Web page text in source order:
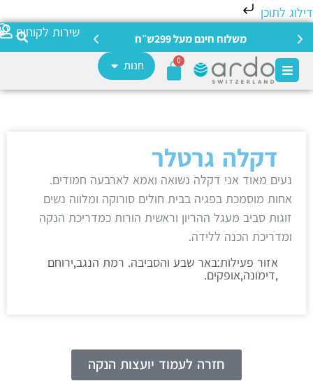
לתוכן
שירות לקוחות
משלוח חינם מעל 299ש״ח צריכה
חנות
דקלה גרטלר
נעים מאוד אני דקלה נשואה ואמא לארבעה חמודים.
אחות מוסמכת בפגיה בבית חולים סורוקה ומלווה נשים
זוגות סביב מעגל ההריון וראשית הורות כמדריכת הנקה
ומדריכת הכנה ללידה.
אזור פעילות:באר שבע והסביבה. רמת הנגב,ירוחם
,דימונה,אופקים.
חזרה לעמוד יועצות הנקה